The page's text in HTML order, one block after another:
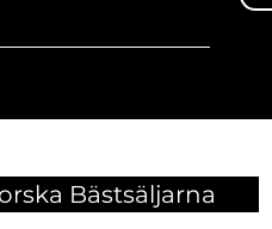
Bästsäljarna